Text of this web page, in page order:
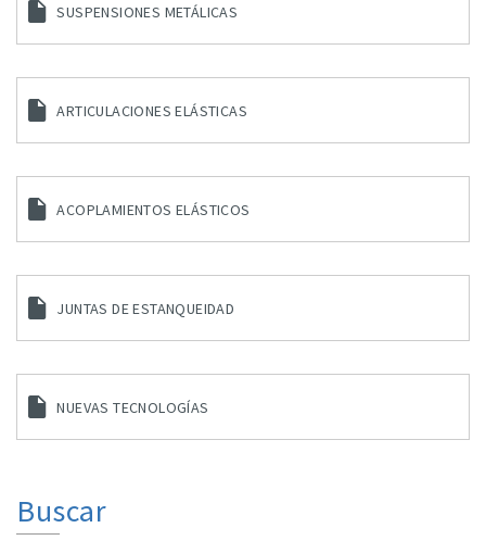
SUSPENSIONES METÁLICAS
ARTICULACIONES ELÁSTICAS
ACOPLAMIENTOS ELÁSTICOS
JUNTAS DE ESTANQUEIDAD
NUEVAS TECNOLOGÍAS
Buscar